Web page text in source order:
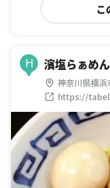
こ
H 濱塩らぁめん
神奈川県横
https://
/